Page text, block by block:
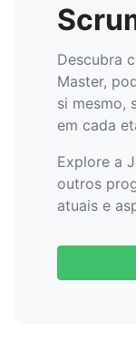
Descubra
Master,
si mesmo,
em cada
Explore a
outros
atuais e